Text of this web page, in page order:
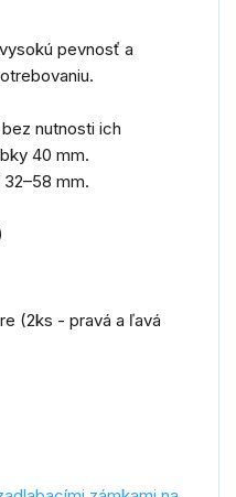
pevnosť a
nutnosti ich
40 mm.
mm.
(2ks - pravá a ľavá